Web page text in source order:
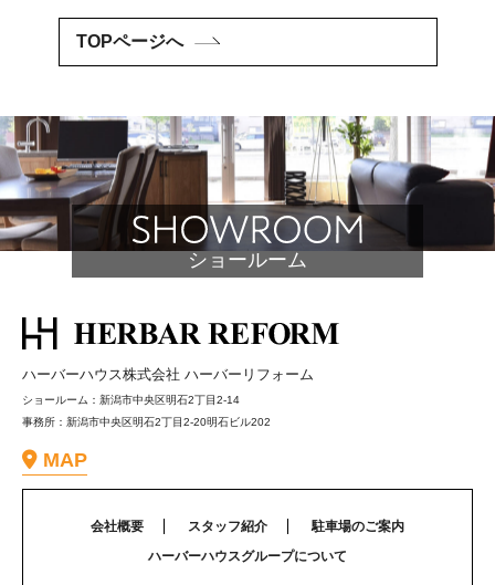
シ
ョ
ン
TOPページへ
ショールーム
ハーバーハウス株式会社 ハーバーリフォーム
ショールーム：新潟市中央区明石2丁目2-14
事務所：新潟市中央区明石2丁目2-20明石ビル202
MAP
会社概要 スタッフ紹介
駐車場のご案内
ハーバーハウスグループについて